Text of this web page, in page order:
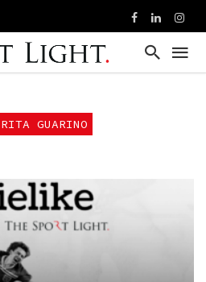
GUARINO